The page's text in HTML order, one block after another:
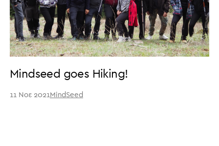
Mindseed goes Hiking!
11 Νοε 2021 MindSeed